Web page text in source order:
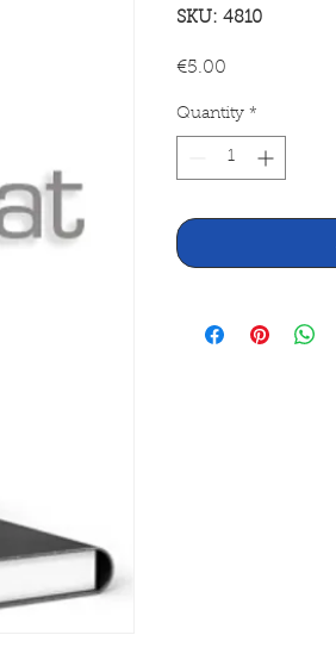
SKU: 4810
€5.00Price
Quantity *